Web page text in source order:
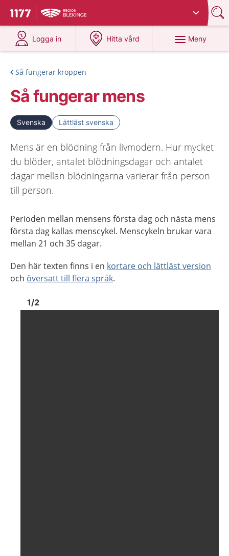
Till startsidan för 1177
Du har valt region
Logga in
på 1177.se
Hitta vård
på 1177.se
Meny
Så fungerar kroppen
Så fungerar mens
Svenska Lättläst svenska
Mens är en blödning från livmodern. Hur mycket
du blöder, antalet blödningsdagar och antalet
dagar mellan blödningarna varierar från person
till person.
Perioden mellan mensens första dag och nästa mens
första dag kallas menscykel. Menscykeln brukar vara
mellan 21 och 35 dagar.
Den här texten finns i en kortare och lättläst version
och översatt till flera språk.
Bild 1
1/2